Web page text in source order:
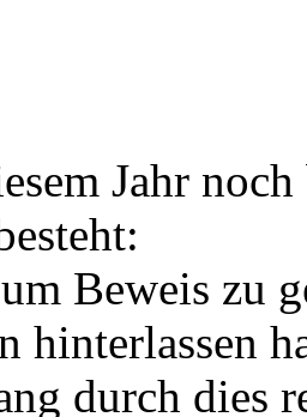
Jahr
Beweis zu
hinterlassen
durch dies